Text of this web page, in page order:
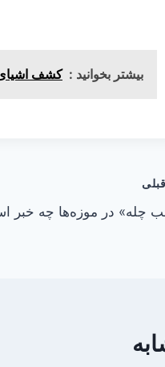
بیشتر بخوانید : کشف
قبلی
چله» در موزه‌ها چه خبر